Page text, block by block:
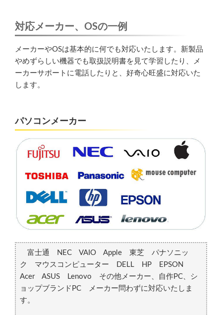
対応メーカー、OSの一例
メーカーやOSは基本的に何でも対応いたします。新製品
やめずらしい機器でも取扱説明書を見て学習したり、メ
ーカーサポートに電話したりと、好奇心旺盛に対応いた
します。
パソコンメーカー
富士通 NEC VAIO Apple 東芝 パナソニッ
ク マウスコンピューター DELL HP EPSON
Acer ASUS Lenovo その他メーカー、自作PC、シ
ョップブランドPC メーカー問わずに対応いたしま
す。